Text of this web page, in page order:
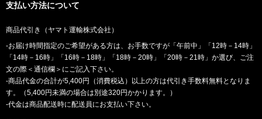
支払い方法について
商品代引き（ヤマト運輸株式会社）
-お届け時間指定のご希望がある方は、お手数ですが「午前中」「12時－14時」
「14時－16時」「16時－18時」「18時－20時」「20時－21時」か選び、ご注
文の際＜通信欄＞にご記入下さい。
-商品代金の合計が5,400円（消費税込）以上の方は代引き手数料無料となりま
す。（5,400円未満の場合は別途320円かかります。）
-代金は商品配送時に配送員にお支払い下さい。